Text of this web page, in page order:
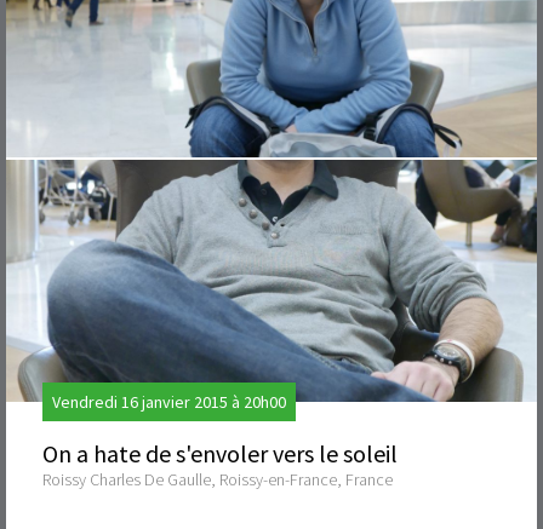
Vendredi 16 janvier 2015 à 20h00
On a hate de s'envoler vers le soleil
Roissy Charles De Gaulle, Roissy-en-France, France